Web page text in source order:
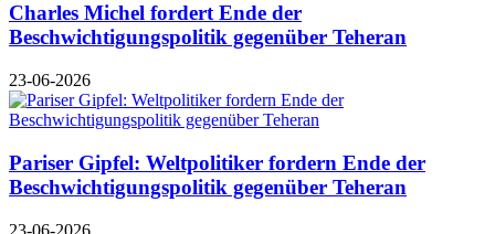
Charles Michel fordert Ende der
Beschwichtigungspolitik gegenüber Teheran
23-06-2026
Pariser Gipfel: Weltpolitiker fordern Ende der
Beschwichtigungspolitik gegenüber Teheran
23-06-2026